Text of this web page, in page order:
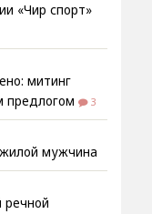
«Чир спорт»
митинг
предлогом
3
мужчина